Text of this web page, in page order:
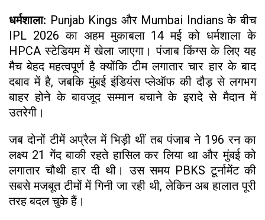
धर्मशाला: Punjab Kings और Mumbai Indians के बीच
IPL 2026 का अहम मुकाबला 14 मई को धर्मशाला के
HPCA स्टेडियम में खेला जाएगा। पंजाब किंग्स के लिए यह
मैच बेहद महत्वपूर्ण है क्योंकि टीम लगातार चार हार के बाद
दबाव में है, जबकि मुंबई इंडियंस प्लेऑफ की दौड़ से लगभग
बाहर होने के बावजूद सम्मान बचाने के इरादे से मैदान में
उतरेगी।
जब दोनों टीमें अप्रैल में भिड़ी थीं तब पंजाब ने 196 रन का
लक्ष्य 21 गेंद बाकी रहते हासिल कर लिया था और मुंबई को
लगातार चौथी हार दी थी। उस समय PBKS टूर्नामेंट की
सबसे मजबूत टीमों में गिनी जा रही थी, लेकिन अब हालात पूरी
तरह बदल चुके हैं।